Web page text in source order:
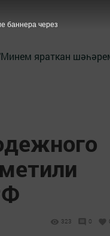
яраткан
323 0
баннера через